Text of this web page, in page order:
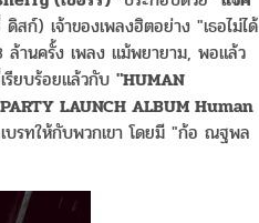
สก์) เจ้าของเพลงฮิตอย่าง "เธอไม่ได้
านครั้ง เพลง แม้พยายาม, พอแล้ว
ยบร้อยแล้วกับ "HUMAN
LAUNCH ALBUM Human
เบรทให้กับพวกเขา โดยมี "ก้อ ณฐพล